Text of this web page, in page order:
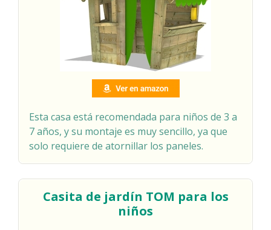
Esta casa está recomendada para niños de 3 a
7 años, y su montaje es muy sencillo, ya que
solo requiere de atornillar los paneles.
Casita de jardín TOM para los
niños